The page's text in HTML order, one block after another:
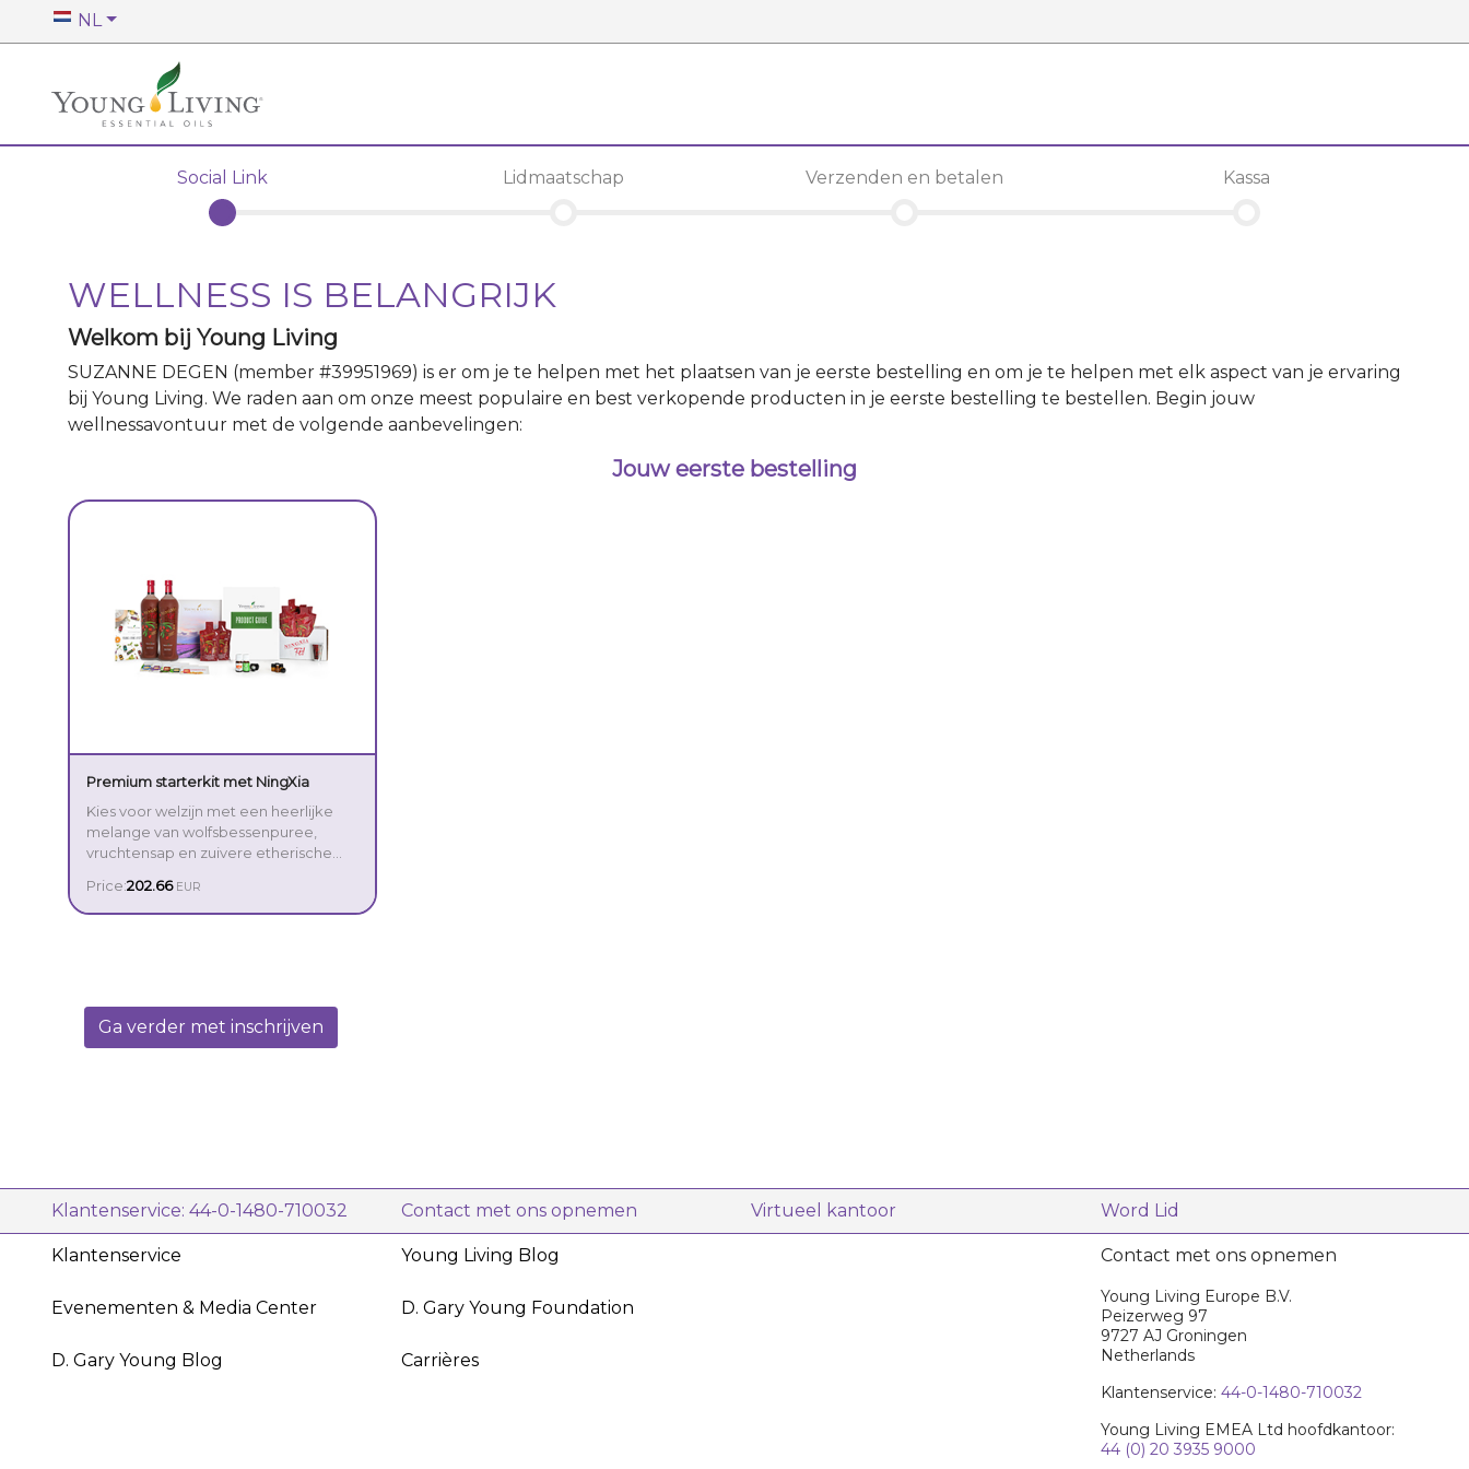
NL
Social Link Lidmaatschap Verzenden en betalen Kassa
WELLNESS IS BELANGRIJK
Welkom bij Young Living
SUZANNE DEGEN (member #39951969) is er om je te helpen met het plaatsen van je eerste bestelling en om je te helpen met elk aspect van je ervaring
bij Young Living. We raden aan om onze meest populaire en best verkopende producten in je eerste bestelling te bestellen. Begin jouw
wellnessavontuur met de volgende aanbevelingen:
Jouw eerste bestelling
Premium starterkit met NingXia
Kies voor welzijn met een heerlijke
melange van wolfsbessenpuree,
vruchtensap en zuivere etherische
krachtige drank die geschikt is voor
iedere levensstijl en je helpt om het
Price:202.66 EUR
Ga verder met inschrijven
Klantenservice: 44-0-1480-710032 Contact met ons opnemen Virtueel kantoor Word Lid
Klantenservice
Evenementen & Media Center
D. Gary Young Blog
Young Living Blog
D. Gary Young Foundation
Carrières
Contact met ons opnemen
Young Living Europe B.V.
Peizerweg 97
9727 AJ Groningen
Netherlands
Klantenservice: 44-0-1480-710032
Young Living EMEA Ltd hoofdkantoor:
44 (0) 20 3935 9000